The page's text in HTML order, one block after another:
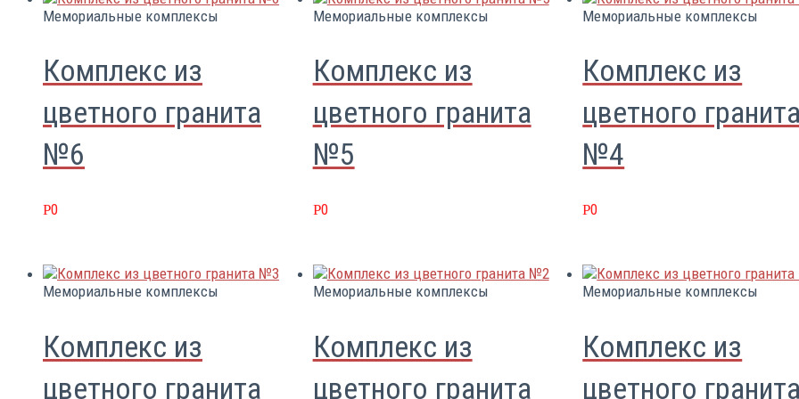
Мемориальные комплексы
Комплекс из
цветного гранита
№6
Р0
Мемориальные комплексы
Комплекс из
цветного гранита
№5
Р0
Мемориальные комплексы
Комплекс из
цветного
№4
Р0
Мемориальные комплексы
Комплекс из
цветного гранита
Мемориальные комплексы
Комплекс из
цветного гранита
Мемориальные комплексы
Комплекс из
цветного